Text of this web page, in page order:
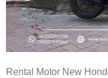
Rental Motor New